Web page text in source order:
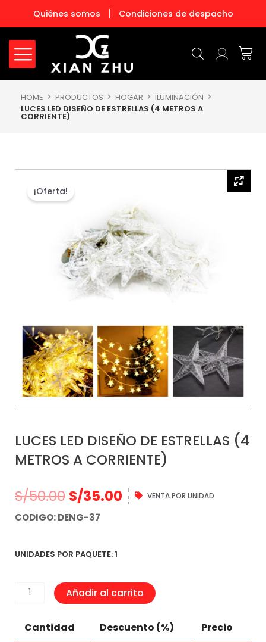
contenido
Quiénes somos Condiciones de despacho
HOME PRODUCTOS HOGAR
ILUMINACIÓN
LUCES LED DISEÑO DE ESTRELLAS (4 METROS A
CORRIENTE)
¡Oferta!
LUCES LED DISEÑO DE ESTRELLAS (4
METROS A CORRIENTE)
S/50.00 S/35.00 VENTA POR UNIDAD
CODIGO: DENG-37
UNIDADES POR PAQUETE: 1
LUCES
Añadir al carrito
Cantidad Descuento (%) Precio